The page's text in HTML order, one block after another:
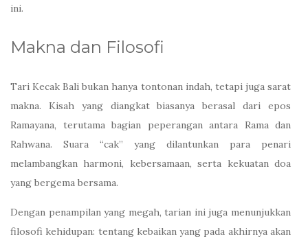
ini.
Makna dan Filosofi
Tari Kecak Bali bukan hanya tontonan indah, tetapi juga sarat
makna. Kisah yang diangkat biasanya berasal dari epos
Ramayana, terutama bagian peperangan antara Rama dan
Rahwana. Suara “cak” yang dilantunkan para penari
melambangkan harmoni, kebersamaan, serta kekuatan doa
yang bergema bersama.
Dengan penampilan yang megah, tarian ini juga menunjukkan
filosofi kehidupan: tentang kebaikan yang pada akhirnya akan